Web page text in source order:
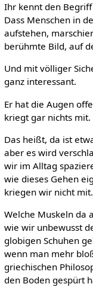
Ihr kennt den
Dass Menschen in
aufstehen,
berühmte Bild, auf
Und mit völliger
ganz interessant.
Er hat die Augen
kriegt gar nichts mit.
Das heißt, da ist
aber es wird
wir im Alltag
wie dieses Gehen
kriegen wir nicht mit.
Welche Muskeln da
wie wir unbewusst
globigen Schuhen
wenn man mehr
griechischen
den Boden gespürt